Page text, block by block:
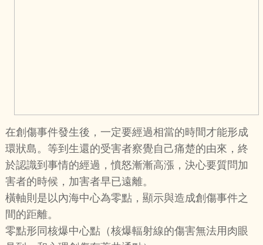
在創傷事件發生後，一定要經過相當的時間才能形成
環狀島。等到生還的受害者察覺自己痛楚的由來，終
於認識到事情的經過，憤怒漸漸高漲，決心要質問加
害者的時候，加害者早已遠離。
橫軸則是以內海中心為零點，顯示與造成創傷事件之
間的距離。
零點形同核爆中心點（核爆輻射線的傷害無法用肉眼